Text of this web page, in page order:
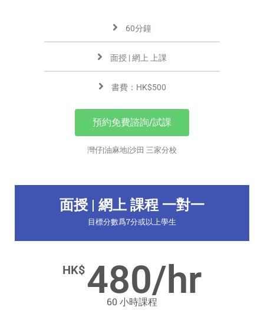
60分鐘
面授 | 網上 上課
書費：HK$500
預約免費諮詢/試課
灣仔|油麻地|沙田 三家分校
面授 | 網上 課程 一對一
目標分數爲7分或以上學生
HK$480/hr
60 小時課程